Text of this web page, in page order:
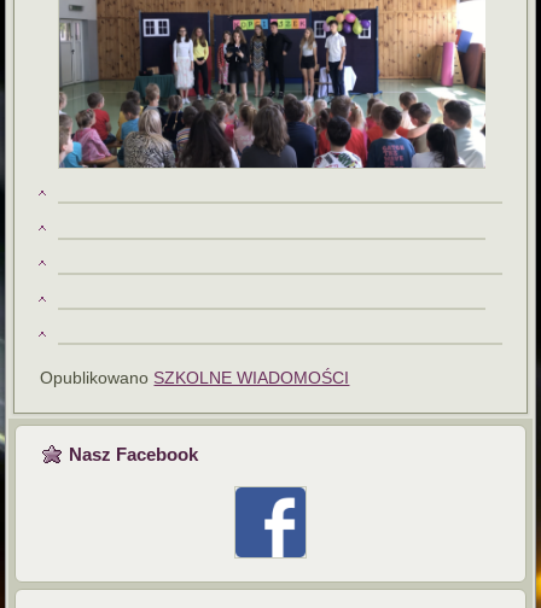
Opublikowano SZKOLNE WIADOMOŚCI
Nasz Facebook